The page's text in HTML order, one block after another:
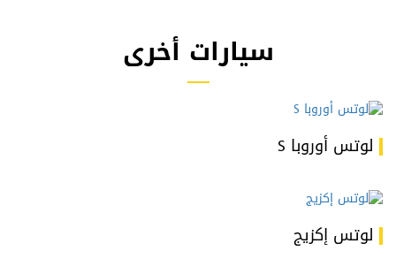
سيارات أخرى
لوتس أوروبا S
لوتس إكزيج